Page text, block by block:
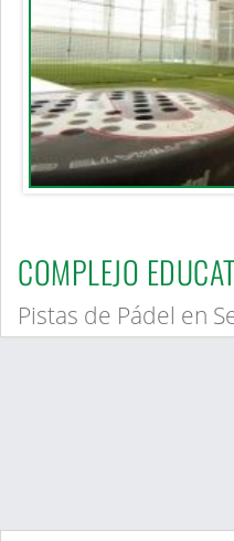
COMPLEJO
Pistas de Pádel en